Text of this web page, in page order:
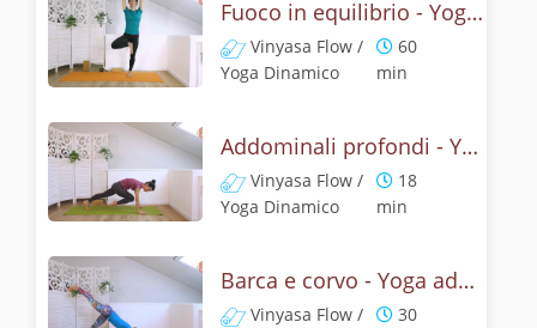
Fuoco in equilibrio - Yoga per il CORE
Vinyasa Flow /
Yoga Dinamico
60
min
Addominali profondi - Yoga dinamico
Vinyasa Flow /
Yoga Dinamico
18
min
Barca e corvo - Yoga addominali
Vinyasa Flow /
30